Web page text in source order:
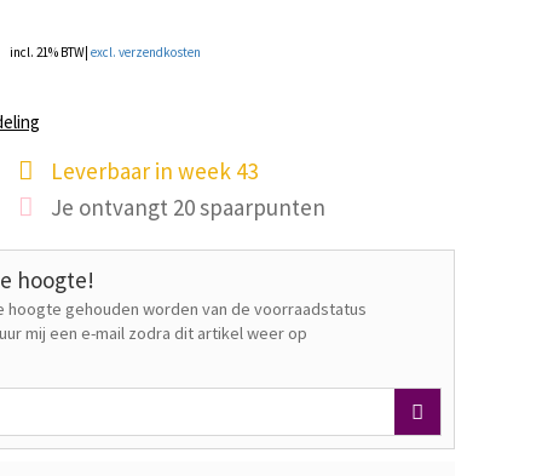
incl. 21% BTW| excl. verzendkosten
Leverbaar in week 43
Je ontvangt 20 spaarpunten
hoogte!
hoogte gehouden worden van de voorraadstatus
mij een e-mail zodra dit artikel weer op